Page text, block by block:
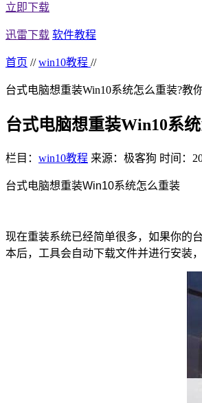
立即下载
迅雷下载 软件教程
首页 // win10教程 //
台式电脑想重装Win10系统怎么重装?教
台式电脑想重装Win10系
栏目： win10教程 来源：极客狗 时间：
台式电脑想重装Win10系统怎么重装
现在重装系统已经简单很多，如果你的
本后，工具会自动下载文件并进行安装